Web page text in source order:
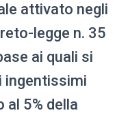
attivato negli
legge n. 35
ai quali si
ingentissimi
5% della